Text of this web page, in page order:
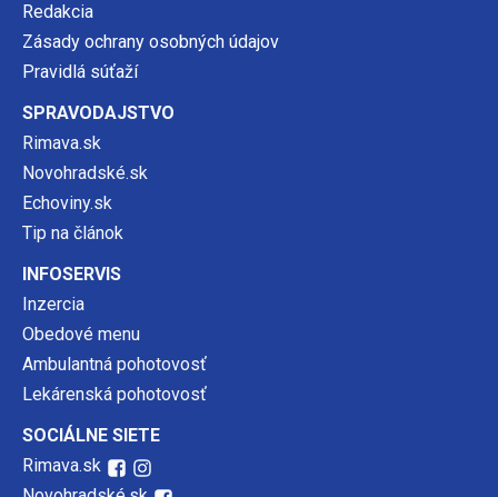
Redakcia
Zásady ochrany osobných údajov
Pravidlá súťaží
SPRAVODAJSTVO
Rimava.sk
Novohradské.sk
Echoviny.sk
Tip na článok
INFOSERVIS
Inzercia
Obedové menu
Ambulantná pohotovosť
Lekárenská pohotovosť
SOCIÁLNE SIETE
Rimava.sk